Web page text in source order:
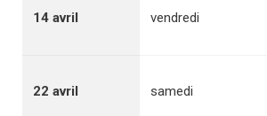
14 avril vendredi
22 avril samedi